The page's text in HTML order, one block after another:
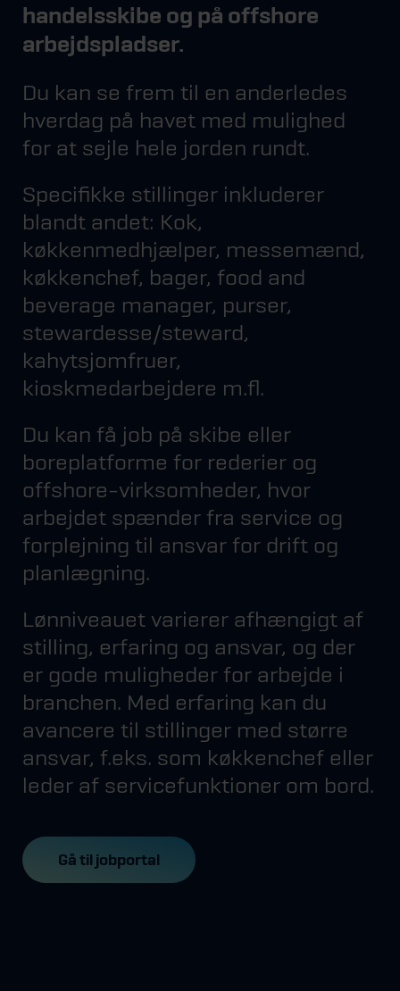
handelsskibe og på offshore
arbejdspladser.
Du kan se frem til en anderledes
hverdag på havet med mulighed
for at sejle hele jorden rundt.
Specifikke stillinger inkluderer
blandt andet: Kok,
køkkenmedhjælper, messemænd,
køkkenchef, bager, food and
beverage manager, purser,
stewardesse/steward,
kahytsjomfruer,
kioskmedarbejdere m.fl.
Du kan få job på skibe eller
boreplatforme for rederier og
offshore-virksomheder, hvor
arbejdet spænder fra service og
forplejning til ansvar for drift og
planlægning.
Lønniveauet varierer afhængigt af
stilling, erfaring og ansvar, og der
er gode muligheder for arbejde i
branchen. Med erfaring kan du
avancere til stillinger med større
ansvar, f.eks. som køkkenchef eller
leder af servicefunktioner om bord.
Gå til jobportal